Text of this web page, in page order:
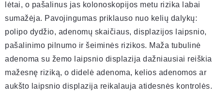
lėtai, o pašalinus jas kolonoskopijos metu rizika labai
sumažėja. Pavojingumas priklauso nuo kelių dalykų:
polipo dydžio, adenomų skaičiaus, displazijos laipsnio,
pašalinimo pilnumo ir šeiminės rizikos. Maža tubulinė
adenoma su žemo laipsnio displazija dažniausiai reiškia
mažesnę riziką, o didelė adenoma, kelios adenomos ar
aukšto laipsnio displazija reikalauja atidesnės kontrolės.